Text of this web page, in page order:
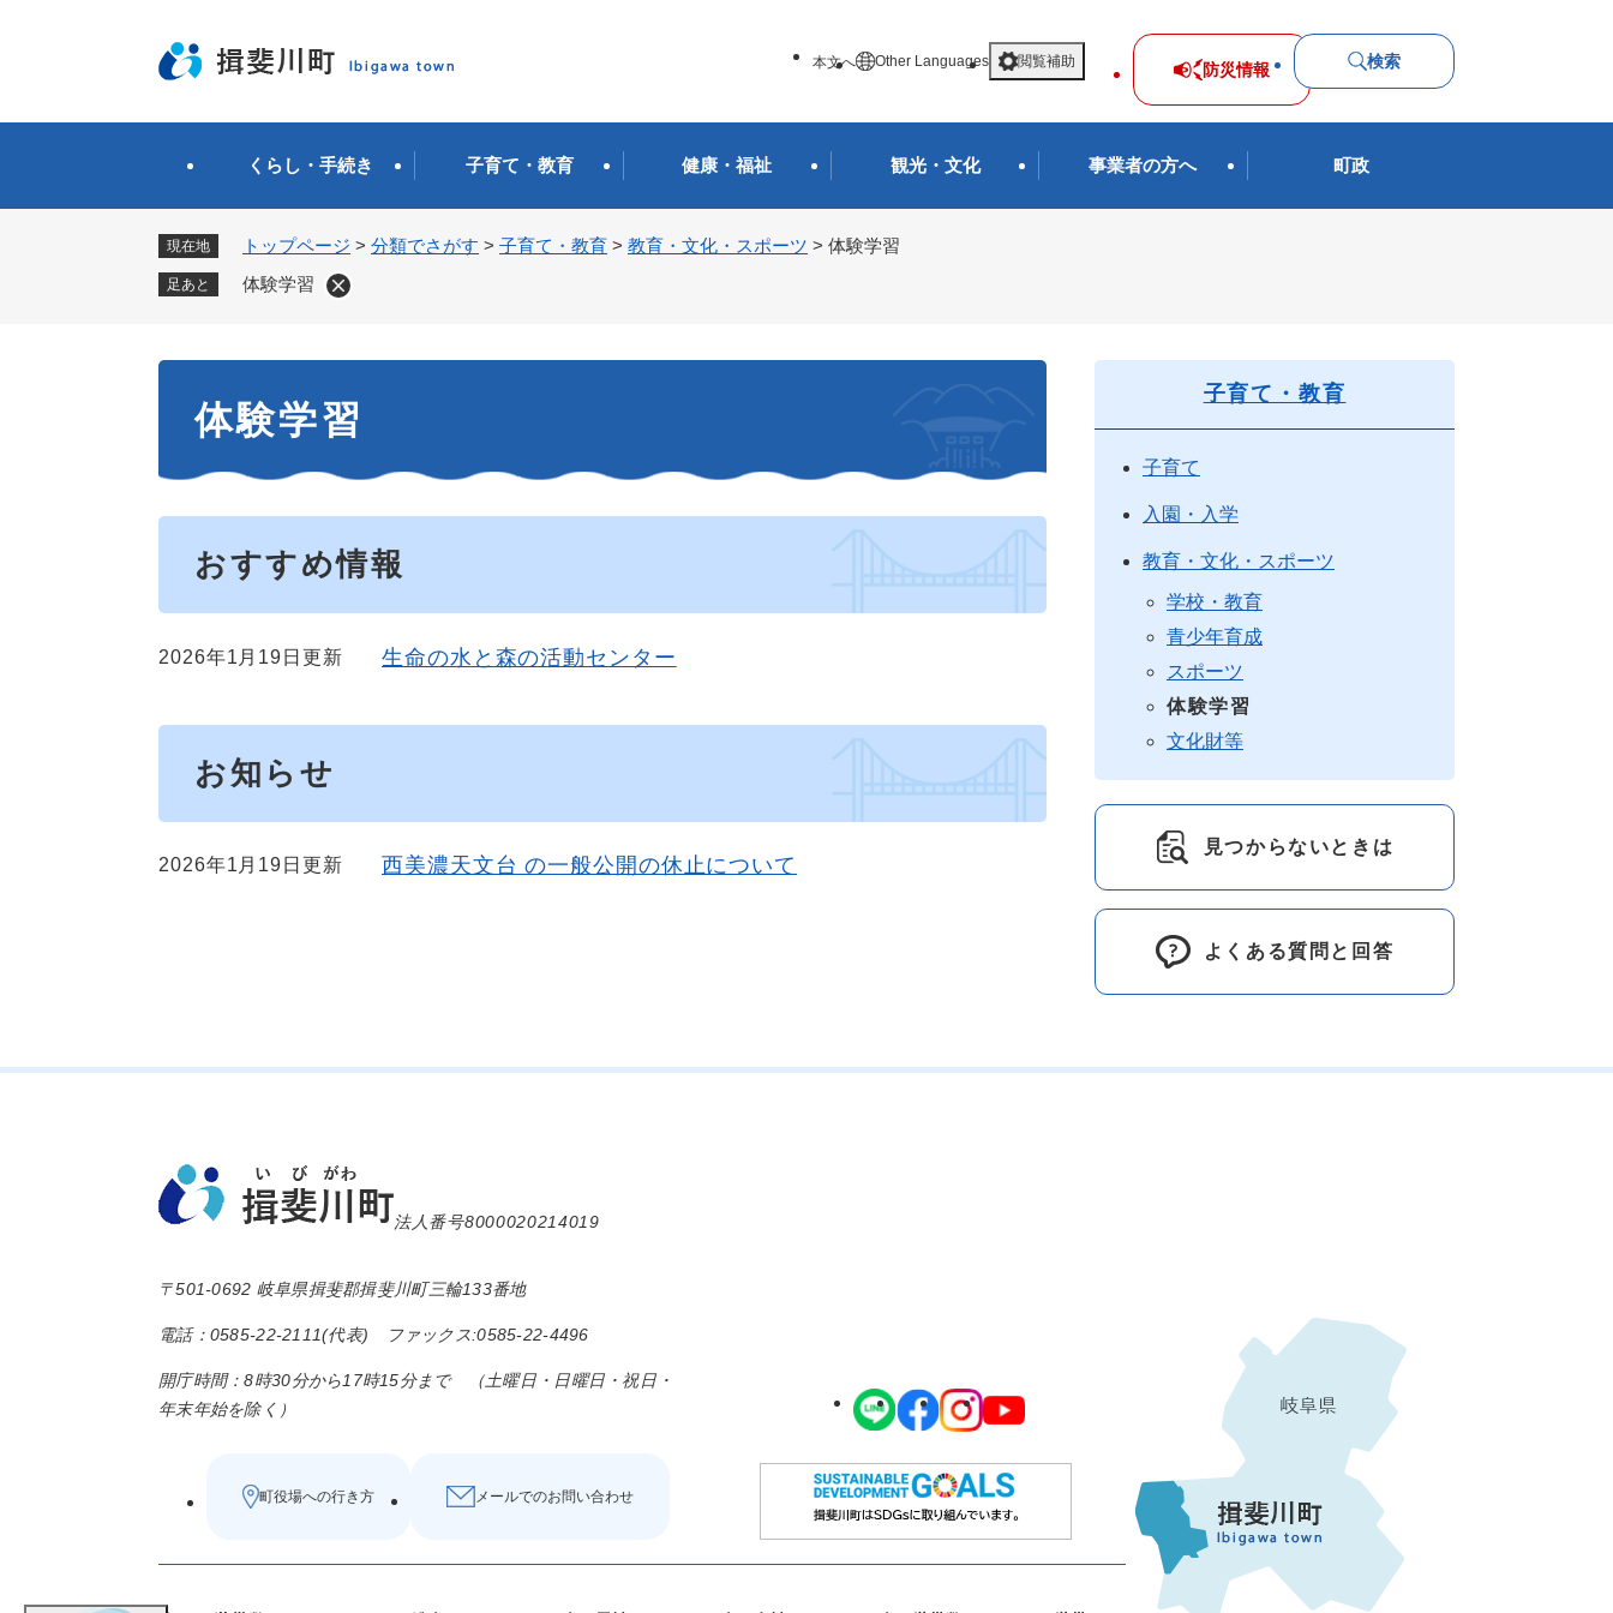
先
す
本文へ Other Languages 閲覧補助 防災情報 検索
くらし・手続き 子育て・教育 健康・福祉 観光・文化 事業者の方へ 町政
現在地 トップページ > 分類でさがす > 子育て・教育 > 教育・文化・スポーツ > 体験学習
足あと 体験学習
体験学習
おすすめ情報
2026年1月19日更新 生命の水と森の活動センター
お知らせ
2026年1月19日更新 西美濃天文台 の一般公開の休止について
子育て・教育
子育て
入園・入学
教育・文化・スポーツ
学校・教育
青少年育成
スポーツ
体験学習
文化財等
見つからないときは
よくある質問と回答
法人番号8000020214019
〒501-0692 岐阜県揖斐郡揖斐川町三輪133番地
電話：0585-22-2111(代表) ファックス:0585-22-4496
開庁時間：8時30分から17時15分まで （土曜日・日曜日・祝日・
年末年始を除く）
町役場への行き方 メールでのお問い合わせ